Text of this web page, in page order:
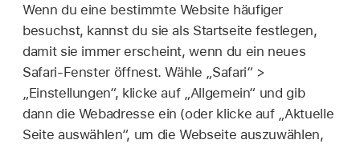
Wenn du eine bestimmte Website häufiger
besuchst, kannst du sie als Startseite festlegen,
damit sie immer erscheint, wenn du ein neues
Safari-Fenster öffnest. Wähle „Safari“ >
„Einstellungen“, klicke auf „Allgemein“ und gib
dann die Webadresse ein (oder klicke auf „Aktuelle
Seite auswählen“, um die Webseite auszuwählen,